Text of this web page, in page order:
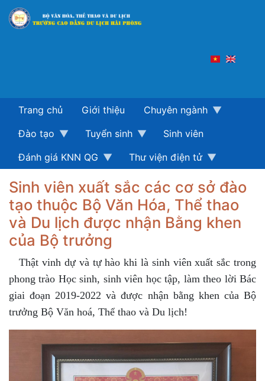
Nhảy
đến
Trang chủ Giới thiệu
Chuyên ngành
Đào tạo
Tuyển sinh
Sinh viên
Đánh giá KNN QG
Thư viện điện tử
Sinh viên xuất sắc các cơ sở đào
tạo thuộc Bộ Văn Hóa, Thể thao
và Du lịch được nhận Bằng khen
của Bộ trưởng
Thật vinh dự và tự hào khi là sinh viên xuất sắc trong
phong trào Học sinh, sinh viên học tập, làm theo lời Bác
giai đoạn 2019-2022 và được nhận bằng khen của Bộ
trưởng Bộ Văn hoá, Thể thao và Du lịch!